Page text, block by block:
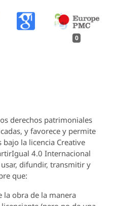
0
derechos patrimoniales
y favorece y permite
la licencia Creative
4.0 Internacional
difundir, transmitir y
que:
la obra de la manera